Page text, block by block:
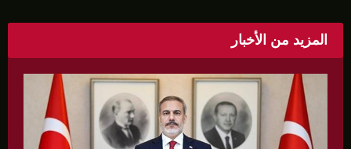
المزيد من الأخبار